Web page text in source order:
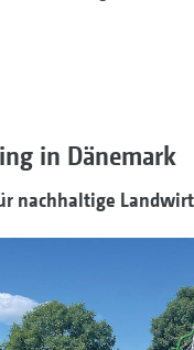
in Dänemark
nachhaltige